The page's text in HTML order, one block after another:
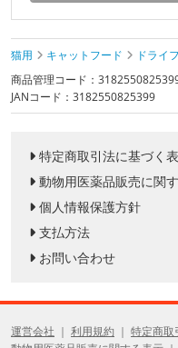
猫用 キャットフード ドライ
商品管理コード：
JANコード：3182550825399
特定商取引法に基づく
動物用医薬品販売に関
個人情報保護方針
支払方法
お問い合わせ
運営会社 利用規約
特定商取